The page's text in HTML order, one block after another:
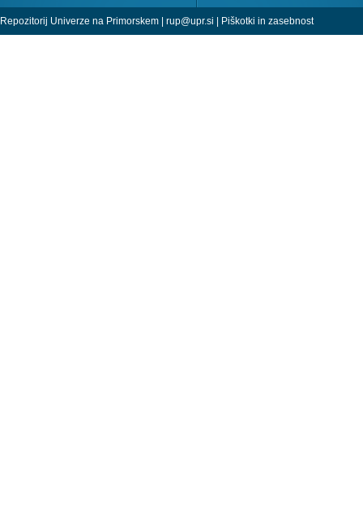
Repozitorij Univerze na Primorskem | rup@upr.si | Piškotki in zasebnost